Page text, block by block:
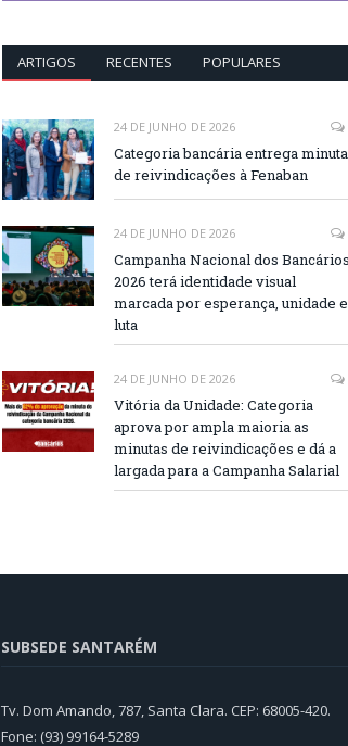
ARTIGOS RECENTES POPULARES
24 DE JUNHO DE 2026
Categoria bancária entrega minuta
de reivindicações à Fenaban
24 DE JUNHO DE 2026
Campanha Nacional dos Bancários
2026 terá identidade visual
marcada por esperança, unidade e
luta
24 DE JUNHO DE 2026
Vitória da Unidade: Categoria
aprova por ampla maioria as
minutas de reivindicações e dá a
largada para a Campanha Salarial
SUBSEDE SANTARÉM
Tv. Dom Amando, 787, Santa Clara. CEP: 68005-420.
Fone: (93) 99164-5289